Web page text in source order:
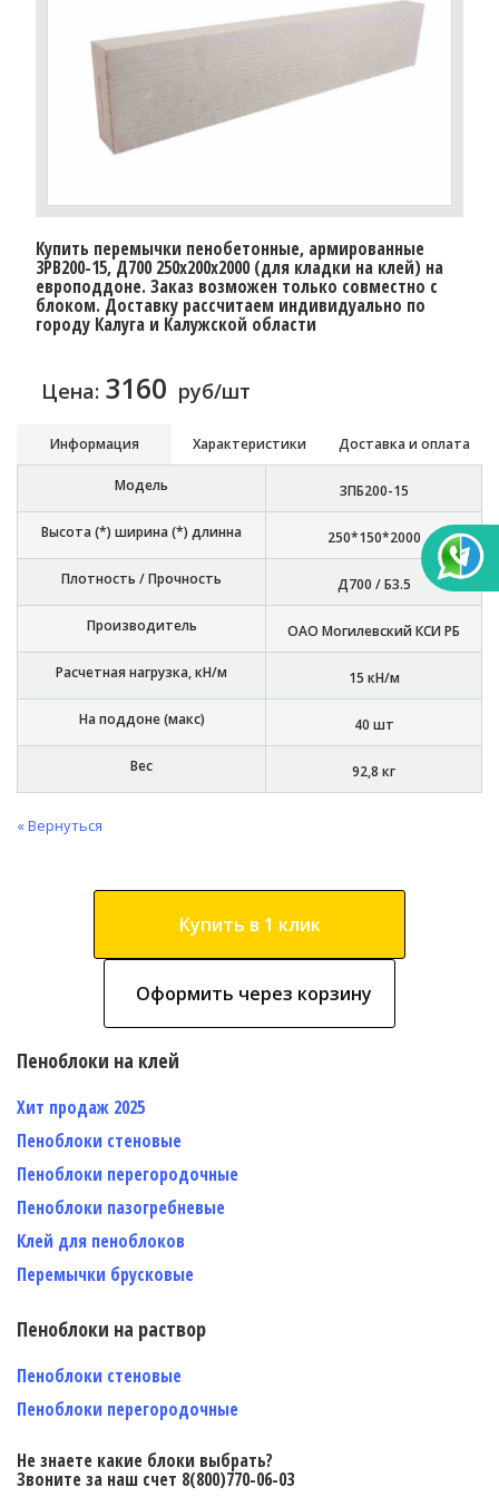
Купить перемычки пенобетонные, армированные
3PB200-15, Д700 250х200х2000 (для кладки на клей) на
европоддоне. Заказ возможен только совместно с
блоком. Доставку расcчитаем индивидуально по
городу Калуга и Калужской области
Цена: 3160 руб/шт
Информация Характеристики Доставка и оплата
Модель 3ПБ200-15
Высота (*) ширина (*) длинна 250*150*2000
Плотность / Прочность Д700 / Б3.5
Производитель ОАО Могилевский КСИ РБ
Расчетная нагрузка, кН/м 15 кН/м
На поддоне (макс) 40 шт
Вес 92,8 кг
« Вернуться
Купить в 1 клик
Оформить через корзину
Пеноблоки на клей
Хит продаж 2025
Пеноблоки стеновые
Пеноблоки перегородочные
Пеноблоки пазогребневые
Клей для пеноблоков
Перемычки брусковые
Пеноблоки на раствор
Пеноблоки стеновые
Пеноблоки перегородочные
Не знаете какие блоки выбрать?
Звоните за наш счет 8(800)770-06-03